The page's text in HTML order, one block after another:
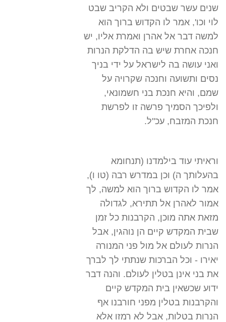
שנים עשר שבטים ולא הקריב שבט
לוי וכו', אמר לו הקדוש ברוך הוא
למשה דבר אל אהרן ואמרת אליו, יש
חנכה אחרת שיש בה הדלקת הנרות
ואני עושה בה לישראל על ידי בניך
נסים ותשועה וחנכה שקרויה על
שמם, והיא חנכת בני חשמונאי,
ולפיכך הסמיך פרשה זו לפרשת
חנכת המזבח, עכ"ל.
וראיתי עוד בילמדנו (תנחומא
בהעלותך ה) וכן במדרש רבה (טו ו),
אמר לו הקדוש ברוך הוא למשה, לך
אמור לאהרן אל תתירא, לגדולה
מזאת אתה מוכן, הקרבנות כל זמן
שבית המקדש קיים הן נוהגין, אבל
הנרות לעולם אל מול פני המנורה
יאירו - וכל הברכות שנתתי לך לברך
את בני אינן בטלין לעולם. והנה דבר
ידוע שכשאין בית המקדש קיים
והקרבנות בטלין מפני חורבנו אף
הנרות בטלות, אבל לא רמזו אלא